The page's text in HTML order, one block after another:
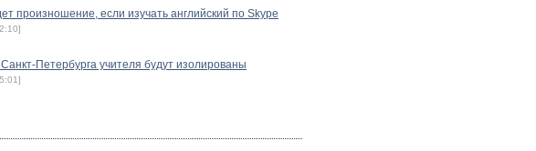
произношение, если изучать английский по Skype
Петербурга учителя будут изолированы